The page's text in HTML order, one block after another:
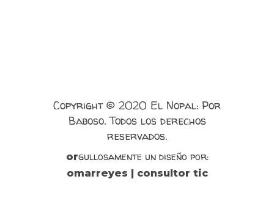
Copyright © 2020 El Nopal: Por
Baboso. Todos los derechos
reservados.
orgullosamente un diseño por:
omarreyes | consultor tic